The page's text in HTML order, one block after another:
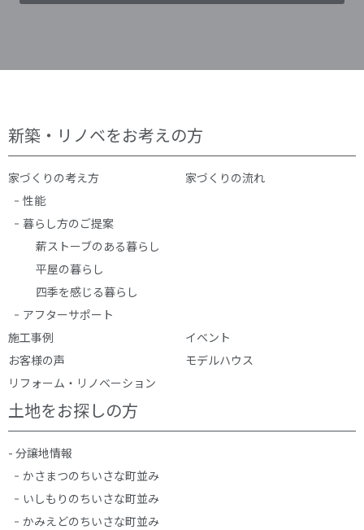
新築・リノベをお考えの方
家づくりの考え方
性能
暮らし方のご提案
薪ストーブのある暮らし
平屋の暮らし
四季を感じる暮らし
アフターサポート
家づくりの流れ
施工事例
イベント
お客様の声
モデルハウス
リフォーム・リノベーション
土地をお探しの方
- 分譲地情報
かさまつのちいさな町並み
いしもりのちいさな町並み
かみえどのちいさな町並み